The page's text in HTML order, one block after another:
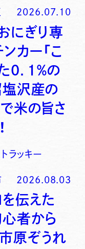
2026.07.10
にぎり専
カー「こ
0．1％の
塩沢産の
米の旨さ
トラッキー
2026.08.03
伝えた
者から
原ぞうれ